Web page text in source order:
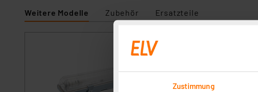
Zustimmung
Weitere Modelle Zubehör Ersatzteile